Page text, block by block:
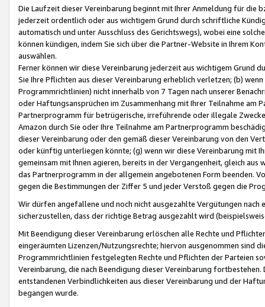
Die Laufzeit dieser Vereinbarung beginnt mit Ihrer Anmeldung für die
jederzeit ordentlich oder aus wichtigem Grund durch schriftliche
automatisch und unter Ausschluss des Gerichtswegs), wobei eine
können kündigen, indem Sie sich über die Partner-Website in Ihrem
auswählen.
Ferner können wir diese Vereinbarung jederzeit aus wichtigem Grund
Sie Ihre Pflichten aus dieser Vereinbarung erheblich verletzen; (b)
Programmrichtlinien) nicht innerhalb von 7 Tagen nach unserer
oder Haftungsansprüchen im Zusammenhang mit Ihrer Teilnahme am
Partnerprogramm für betrügerische, irreführende oder illegale
Amazon durch Sie oder Ihre Teilnahme am Partnerprogramm
dieser Vereinbarung oder den gemäß dieser Vereinbarung von den
oder künftig unterliegen könnte; (g) wenn wir diese Vereinbarung mit
gemeinsam mit Ihnen agieren, bereits in der Vergangenheit, gleich
das Partnerprogramm in der allgemein angebotenen Form beenden.
gegen die Bestimmungen der Ziffer 5 und jeder Verstoß gegen die
Wir dürfen angefallene und noch nicht ausgezahlte Vergütungen
sicherzustellen, dass der richtige Betrag ausgezahlt wird
Mit Beendigung dieser Vereinbarung erlöschen alle Rechte und
eingeräumten Lizenzen/Nutzungsrechte; hiervon ausgenommen sind
Programmrichtlinien festgelegten Rechte und Pflichten der Parteien
Vereinbarung, die nach Beendigung dieser Vereinbarung
entstandenen Verbindlichkeiten aus dieser Vereinbarung und der
begangen wurde.